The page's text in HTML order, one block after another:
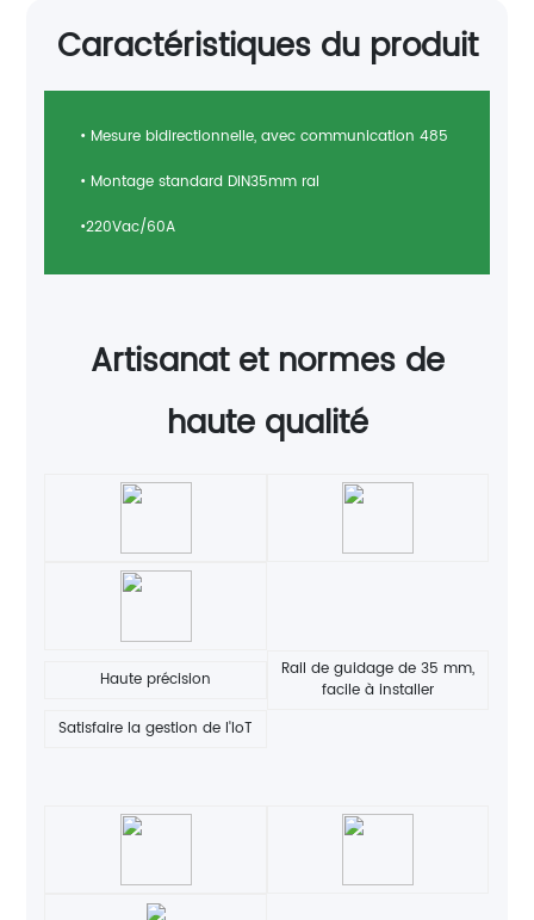
Caractéristiques du produit
• Mesure bidirectionnelle, avec communication 485
• Montage standard DlN35mm ral
•220Vac/60A
Artisanat et normes de
haute qualité
Haute précision
Rail de guidage de 35 mm,
facile à installer
Satisfaire la gestion de l'IoT